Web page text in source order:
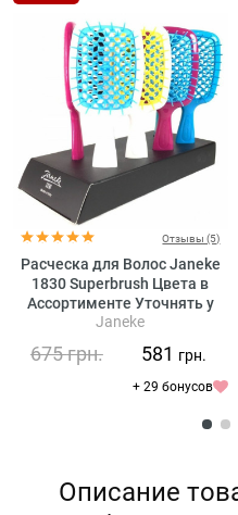
Отзывы (5)
Расческа для Волос Janeke
1830 Superbrush Цвета в
Ассортименте Уточнять у
Менеджера
Janeke
675грн. 581 грн.
+ 29 бонусов
Описание